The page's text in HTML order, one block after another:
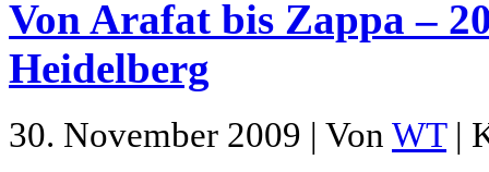
Von Arafat bis Zappa –
Heidelberg
30. November 2009 | Von WT|